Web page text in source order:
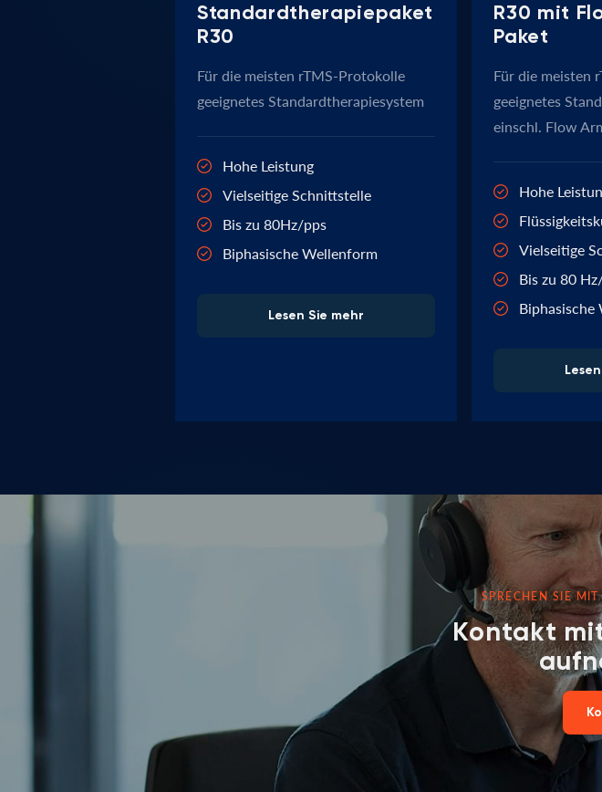
Standardtherapiepaket
R30
Für die meisten rTMS-Protokolle
geeignetes Standardtherapiesystem
Hohe Leistung
Vielseitige Schnittstelle
Bis zu 80Hz/pps
Biphasische Wellenform
Lesen Sie mehr
R30 mit
Paket
Für die meisten
geeignetes
einschl. Flow
Hohe
Vielseitige
Bis zu 80
Biphasische
SPRECHEN SIE
Kontakt